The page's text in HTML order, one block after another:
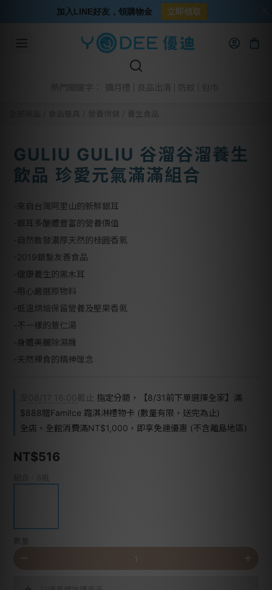
熱門關鍵字： 彌月禮 良品出清 防蚊
營養保健 養生食品
GULIU GULIU 谷溜谷溜養生
飲品 珍愛元氣滿滿組合
-來自台灣阿里山的新鮮銀耳
-銀耳多醣體豐富的營養價值
-自然散發濃厚天然的桂圓香氣
-2019銀髮友善食品
-健康養生的黑木耳
-用心嚴選原物料
-低溫烘焙保留營養及堅果香氣
-不一樣的薏仁湯
-身體美麗除濕機
-天然裸食的精神理念
08/17 16:00截止 指定分類，【8/31前下單選擇全家】滿
$888贈Fami!ce 霜淇淋禮物卡 (數量有限，送完為止)
全店，全館消費滿NT$1,000，即享免運優惠 (不含離島地區)
NT$516
加入LINE好友，領購物金 立即領取